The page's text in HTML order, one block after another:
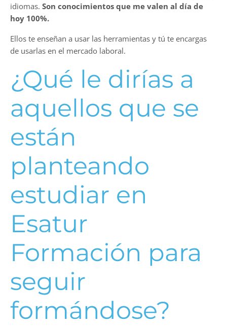
idiomas. Son conocimientos que me valen al día de
hoy 100%.
Ellos te enseñan a usar las herramientas y tú te encargas
de usarlas en el mercado laboral.
¿Qué le dirías a
aquellos que se
están
planteando
estudiar en
Esatur
Formación para
seguir
formándose?